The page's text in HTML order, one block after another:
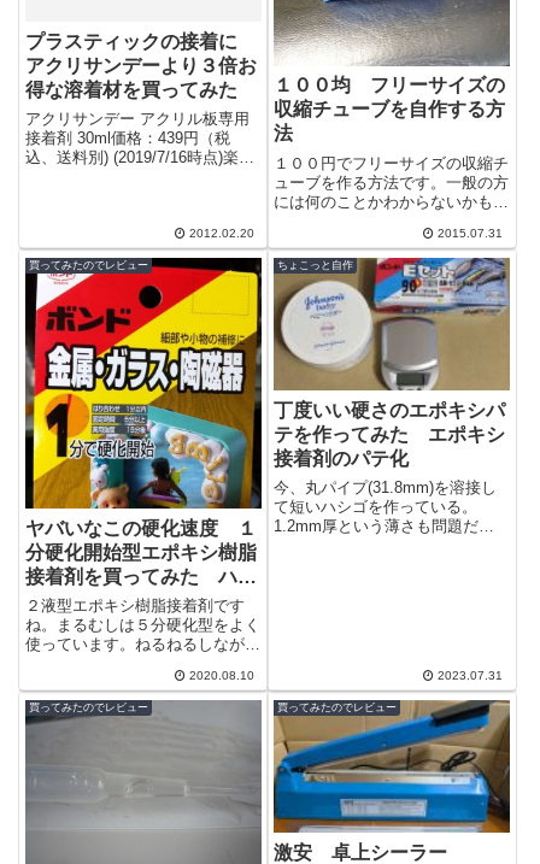
プラスティックの接着に
アクリサンデーより３倍お
得な溶着材を買ってみた
アクリサンデー アクリル板専用
接着剤 30ml価格：439円（税
込、送料別) (2019/7/16時点)楽天
2012.02.20
１００均 フリーサイズの
収縮チューブを自作する方
法
１００円でフリーサイズの収縮チ
ューブを作る方法です。一般の方
には何のことかわからないかもし
るビニールのような素材ので主に
電気関係の...
2015.07.31
買ってみたのでレビュー
ヤバいなこの硬化速度 １
分硬化開始型エポキシ樹脂
接着剤を買ってみた ハイ
スピードエポ
２液型エポキシ樹脂接着剤です
ね。まるむしは５分硬化型をよく
使っています。ねるねるしながら
で塗布するのに便利だからです。
１分硬化は塗...
2020.08.10
ちょこっと自作
丁度いい硬さのエポキシパ
テを作ってみた エポキシ
接着剤のパテ化
今、丸パイプ(31.8mm)を溶接し
て短いハシゴを作っている。
1.2mm厚という薄さも問題だ
2023.07.31
買ってみたのでレビュー 買ってみたのでレビュー
激安 卓上シーラー